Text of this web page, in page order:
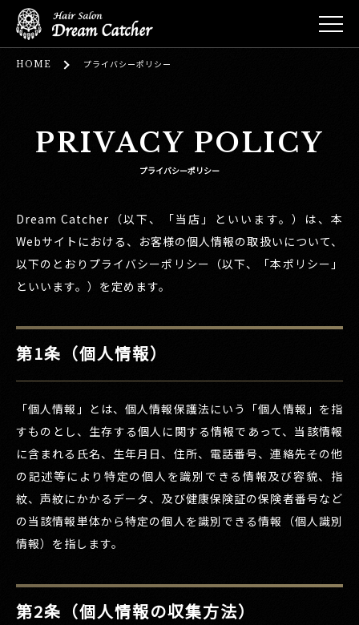
HOME プライバシーポリシー
PRIVACY POLICY
プライバシーポリシー
Dream Catcher（以下、「当店」といいます。）は、本
Webサイトにおける、お客様の個人情報の取扱いについて、
以下のとおりプライバシーポリシー（以下、「本ポリシー」
といいます。）を定めます。
第1条（個人情報）
「個人情報」とは、個人情報保護法にいう「個人情報」を指
すものとし、生存する個人に関する情報であって、当該情報
に含まれる氏名、生年月日、住所、電話番号、連絡先その他
の記述等により特定の個人を識別できる情報及び容貌、指
紋、声紋にかかるデータ、及び健康保険証の保険者番号など
の当該情報単体から特定の個人を識別できる情報（個人識別
情報）を指します。
第2条（個人情報の収集方法）